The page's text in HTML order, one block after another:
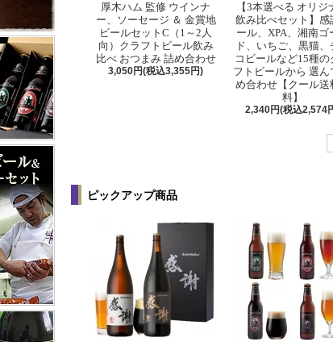
厚木ハム 監修 ウインナ
ー、ソーセージ ＆ 金賞地
ビールセットC（1～2人
向）クラフトビール飲み
比べ おつまみ 詰め合わせ
3,050円(税込3,355円)
【3本選べる オリジ
飲み比べセット】感
ール、XPA、湘南ゴ
ド、いちご、黒猫、
コビールなど15種の
フトビールから 選ん
め合わせ【クール送
料】
2,340円(税込2,574
ピックアップ商品